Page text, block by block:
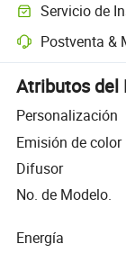
Servicio de
Inspección previa
Postventa &
Resolución de
Atributos del
Personalización
Emisión de color
Difusor
No. de Modelo.
Energía